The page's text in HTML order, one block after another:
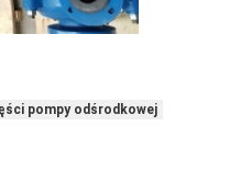
pompy odśrodkowej